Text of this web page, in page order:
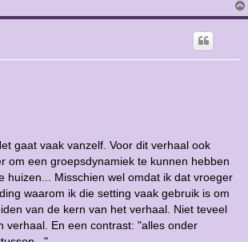
gaat vaak vanzelf. Voor dit verhaal ook
om een groepsdynamiek te kunnen hebben
huizen... Misschien wel omdat ik dat vroeger
waarom ik die setting vaak gebruik is om
van de kern van het verhaal. Niet teveel
verhaal. En een contrast: "alles onder